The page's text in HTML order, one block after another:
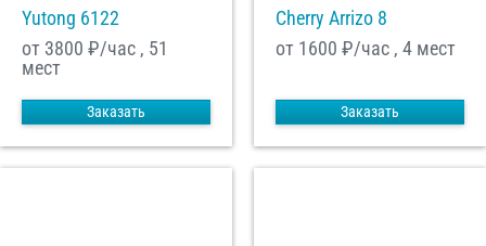
Yutong 6122
от 3800 ₽/час , 51
мест
Заказать
Cherry Arrizo 8
от 1600 ₽/час , 4 мест
Заказать